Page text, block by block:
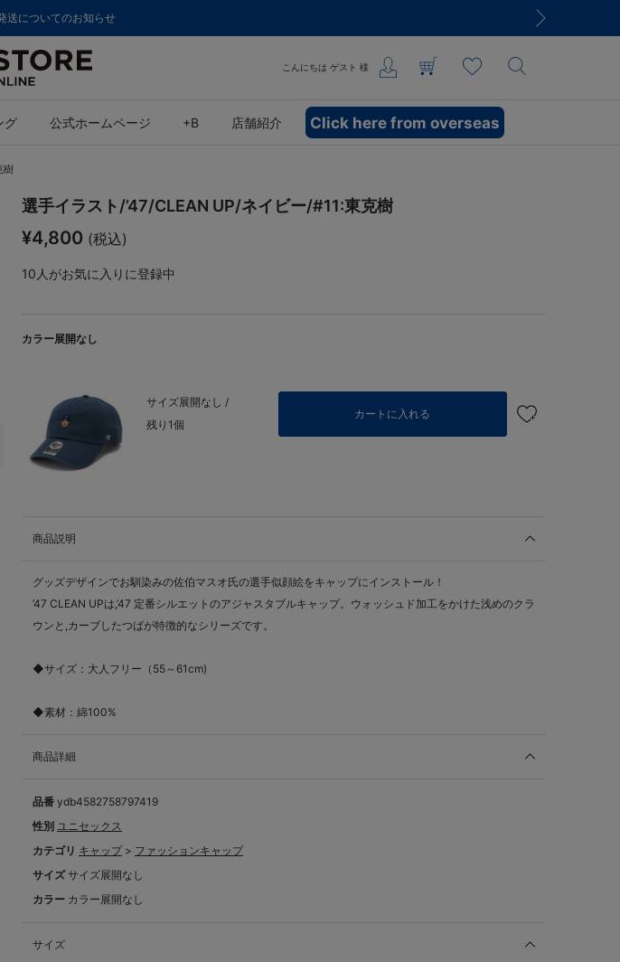
送についてのお知らせ
こんにちは ゲスト 様
グ 公式ホームページ +B 店舗紹介 Click here from overseas
樹
像
選手イラスト/’47/CLEAN UP/ネイビー/#11:東克樹
¥4,800 (税込)
10 人がお気に入りに登録中
カラー展開なし
サイズ展開なし /
残り1個
カートに入れる
商品説明
グッズデザインでお馴染みの佐伯マスオ氏の選手似顔絵をキャップにインストール！
’47 CLEAN UPは,’47 定番シルエットのアジャスタブルキャップ。ウォッシュド加工をかけた浅めのクラ
ウンと,カーブしたつばが特徴的なシリーズです。
◆サイズ：大人フリー（55～61cm)
◆素材：綿100%
商品詳細
品番 ydb4582758797419
性別 ユニセックス
カテゴリ キャップ > ファッションキャップ
サイズ サイズ展開なし
カラー カラー展開なし
サイズ